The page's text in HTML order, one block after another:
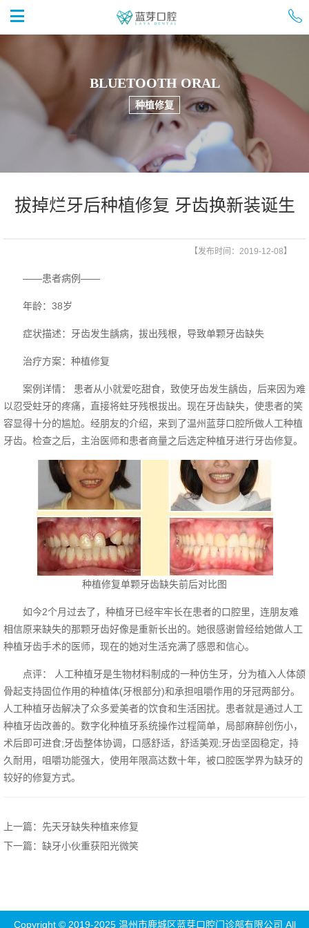
 
BLUETOOTH ORAL
种植修复
拔掉烂牙后种植修复 牙齿换新装诞生
【发布时间：2019-12-08】
——患者病例——
年龄：38岁
症状描述：牙齿发生龋病，拔出残根，导致单颗牙齿缺失
治疗方案：种植修复
案例详情： 患者从小就爱吃甜食，致使牙齿发生龋齿，后来因为难
以忍受蛀牙的疼痛，直接将蛀牙残根拔出。现在牙齿缺失，使患者的笑
容显得十分的尴尬。经朋友的介绍，来到了温州蓝芽口腔所做人工种植
牙齿。检查之后，主治医师和患者商量之后选定种植牙进行牙齿修复。
种植修复单颗牙齿缺失前后对比图
如今2个月过去了，种植牙已经牢牢长在患者的口腔里，连朋友难
相信原来缺失的那颗牙齿好像是重新长出的。她很感谢曾经给她做人工
种植牙齿手术的医师，现在的她对生活充满了感恩和信心。
点评： 人工种植牙是生物材料制成的一种仿生牙，分为植入人体颌
骨起支持固位作用的种植体(牙根部分)和承担咀嚼作用的牙冠两部分。
人工种植牙齿解决了众多爱美者的饮食和生活困扰。患者就是通过人工
种植牙齿改善的。数字化种植牙系统操作过程简单，局部麻醉创伤小，
术后即可进食;牙齿整体协调，口感舒适，舒适美观;牙齿坚固稳定，持
久耐用，咀嚼功能强大，使用年限高达数十年，被口腔医学界为缺牙的
较好的修复方式。
上一篇：先天牙缺失种植来修复
下一篇：缺牙小伙重获阳光微笑
Copyright © 2019-2025 温州市鹿城区蓝芽口腔门诊部有限公司 All